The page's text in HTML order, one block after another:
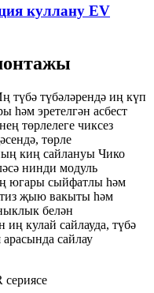
куллану EV
түбәләрендә иң күп
һәм эретелгән асбест
төрлелеге чиксез
төрле
киң сайлануы Чико
нинди модуль
югары сыйфатлы һәм
тиз җыю вакыты һәм
белән
кулай сайлауда, түбә
сайлау